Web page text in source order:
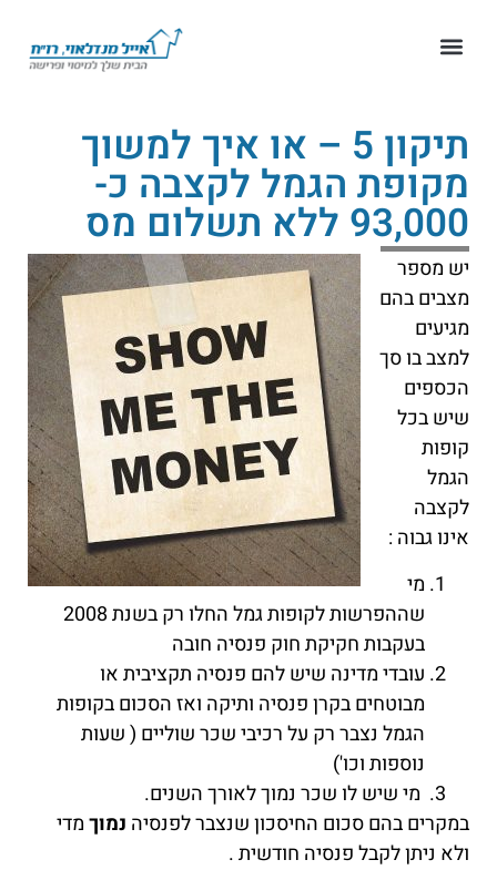
תיקון 5 – או איך למשוך
מקופת הגמל לקצבה כ-
93,000 ללא תשלום מס
יש מספר
מצבים בהם
מגיעים
למצב בו סך
הכספים
שיש בכל
קופות
הגמל
לקצבה
אינו גבוה :
מי
שההפרשות לקופות גמל החלו רק בשנת 2008
בעקבות חקיקת חוק פנסיה חובה
עובדי מדינה שיש להם פנסיה תקציבית או
מבוטחים בקרן פנסיה ותיקה ואז הסכום בקופות
הגמל נצבר רק על רכיבי שכר שוליים ( שעות
נוספות וכו')
מי שיש לו שכר נמוך לאורך השנים.
במקרים בהם סכום החיסכון שנצבר לפנסיה נמוךמדי
ולא ניתן לקבל פנסיה חודשית .